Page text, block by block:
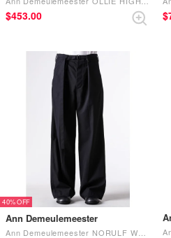
$‌453.00
40%
Ann Demeulemeester